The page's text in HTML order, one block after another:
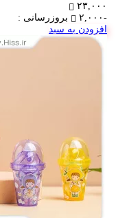
۲۳,۰۰۰
-۲,۰۰۰
بروزرسانی :
افزودن به سبد